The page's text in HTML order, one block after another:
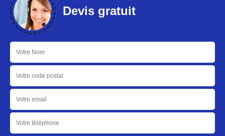
Devis gratuit